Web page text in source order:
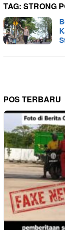
TAG: STRONG
POS TERBARU